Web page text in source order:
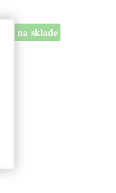
na sklade